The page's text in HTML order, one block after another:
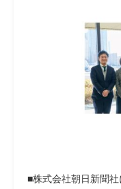
■株式会社朝日新聞社